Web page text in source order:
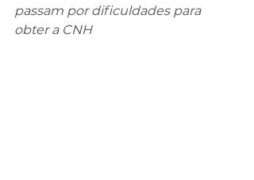
passam por dificuldades para
obter a CNH